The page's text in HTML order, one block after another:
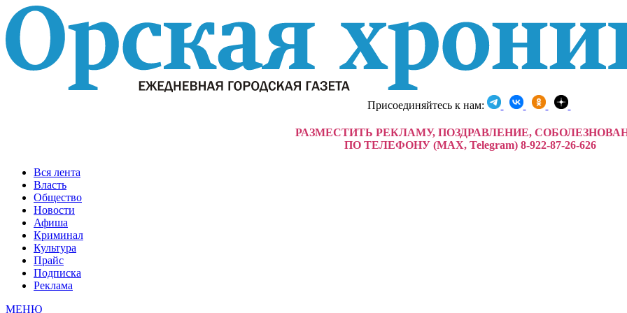
Присоединяйтесь к нам:
РАЗМЕСТИТЬ РЕКЛАМУ, ПОЗДРАВЛЕНИЕ,
ПО ТЕЛЕФОНУ (MAX, Telegram) 8-922-87-26-626
Вся лента
Власть
Общество
Новости
Афиша
Криминал
Культура
Прайс
Подписка
Реклама
МЕНЮ